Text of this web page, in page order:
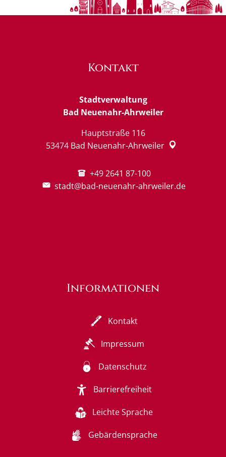
Kontakt
Stadtverwaltung
Bad Neuenahr-Ahrweiler
Hauptstraße 116
53474 Bad Neuenahr-Ahrweiler
+49 2641 87-100
stadt@bad-neuenahr-ahrweiler.de
Informationen
Kontakt
Impressum
Datenschutz
Barrierefreiheit
Leichte Sprache
Gebärdensprache